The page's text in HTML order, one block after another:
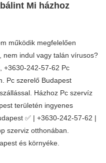
Mi házhoz
működik megfelelően
nem indul vagy talán vírusos?
+3630-242-57-62 Pc
Pc szerelő Budapest
Házhoz Pc szervíz
területén ingyenes
✅ | +3630-242-57-62 |
szerviz otthonában.
és környéke.